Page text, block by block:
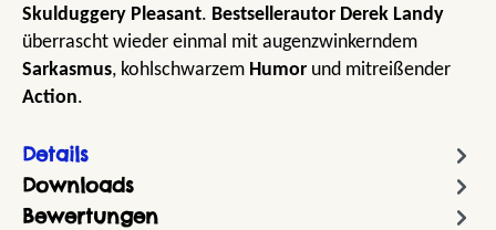
Skulduggery Pleasant. Bestsellerautor Derek Landy
überrascht wieder einmal mit augenzwinkerndem
Sarkasmus, kohlschwarzem Humor und mitreißender
Action.
Details
Downloads
Bewertungen